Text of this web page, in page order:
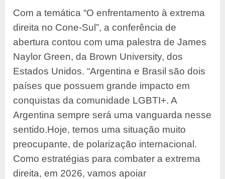
Com a temática “O enfrentamento à extrema
direita no Cone-Sul”, a conferência de
abertura contou com uma palestra de James
Naylor Green, da Brown University, dos
Estados Unidos. “Argentina e Brasil são dois
países que possuem grande impacto em
conquistas da comunidade LGBTI+. A
Argentina sempre será uma vanguarda nesse
sentido.Hoje, temos uma situação muito
preocupante, de polarização internacional.
Como estratégias para combater a extrema
direita, em 2026, vamos apoiar